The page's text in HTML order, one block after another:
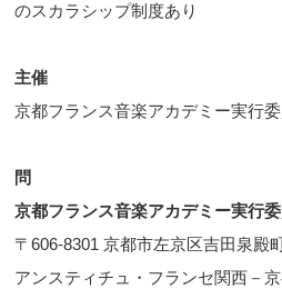
のスカラシップ制度あり
主催
京都フランス音楽アカデミー実行
問
京都フランス音楽アカデミー実行
〒606-8301 京都市左京区吉田泉殿
アンスティチュ・フランセ関西－